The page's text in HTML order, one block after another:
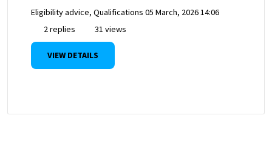
Eligibility advice, Qualifications 05 March, 2026 14:06
2 replies
31 views
VIEW DETAILS